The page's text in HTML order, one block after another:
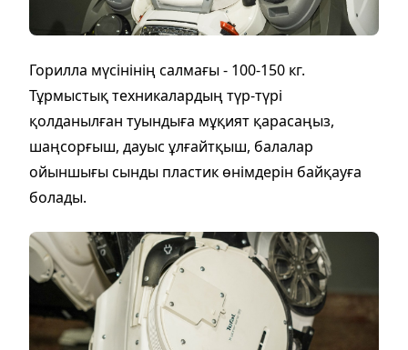
Горилла мүсінінің салмағы - 100-150 кг.
Тұрмыстық техникалардың түр-түрі
қолданылған туындыға мұқият қарасаңыз,
шаңсорғыш, дауыс ұлғайтқыш, балалар
ойыншығы сынды пластик өнімдерін байқауға
болады.